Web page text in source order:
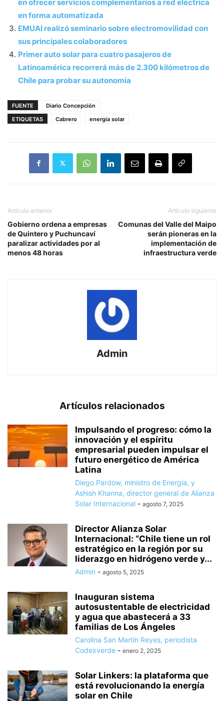
en ofrecer servicios complementarios a red eléctrica
en forma automatizada
EMUAI realizó seminario sobre electromovilidad con
sus principales colaboradores
Primer auto solar para cuatro pasajeros de
Latinoamérica recorrerá más de 2.300 kilómetros de
Chile para probar su autonomía
FUENTE
Diario Concepción
ETIQUETAS
Cabrero energía solar
Artículo anterior
Gobierno ordena a empresas
de Quintero y Puchuncaví
paralizar actividades por al
menos 48 horas
Artículo siguiente
Comunas del Valle del Maipo
serán pioneras en la
implementación de
infraestructura verde
Admin
Artículos relacionados
Impulsando el progreso: cómo la
innovación y el espíritu
empresarial pueden impulsar el
futuro energético de América
Latina
Diego Pardow, ministro de Energía, y
Ashish Khanna, director general de Alianza
Solar Internacional - agosto 7, 2025
Director Alianza Solar
Internacional: “Chile tiene un rol
estratégico en la región por su
liderazgo en hidrógeno verde y...
Admin - agosto 5, 2025
Inauguran sistema
autosustentable de electricidad
y agua que abastecerá a 33
familias de Los Ángeles
Carolina San Martín Reyes, periodista
Codexverde - enero 2, 2025
Solar Linkers: la plataforma que
está revolucionando la energía
solar en Chile